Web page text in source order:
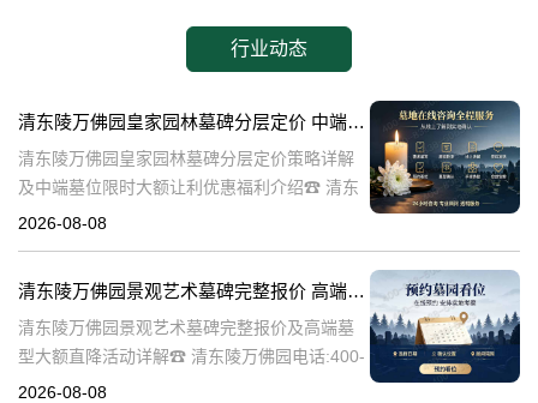
行业动态
清东陵万佛园皇家园林墓碑分层定价 中端墓位限时大额让利详解及优惠福利
清东陵万佛园皇家园林墓碑分层定价策略详解
及中端墓位限时大额让利优惠福利介绍☎ 清东
陵万佛园电话:400-838-5063清东陵万佛园，作
2026-08-08
清东陵万佛园景观艺术墓碑完整报价 高端墓型大额直降活动详解
清东陵万佛园景观艺术墓碑完整报价及高端墓
型大额直降活动详解☎ 清东陵万佛园电话:400-
838-5063清东陵万佛园，作为中国历史悠久的
2026-08-08